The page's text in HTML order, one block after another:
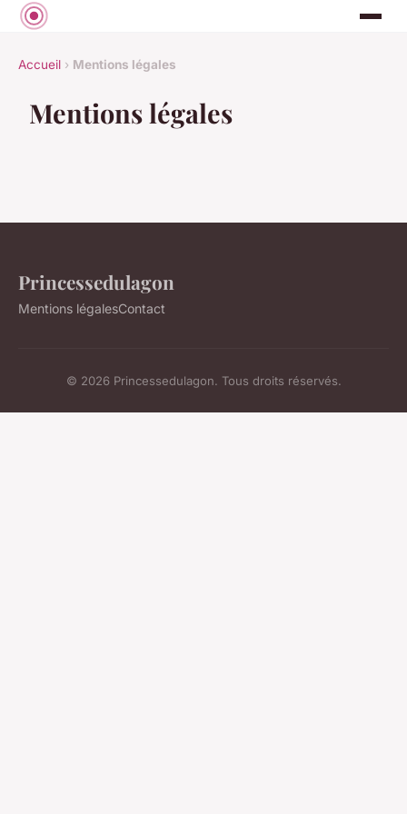
Accueil › Mentions légales
Mentions légales
Princessedulagon
Mentions légalesContact
© 2026 Princessedulagon. Tous droits réservés.